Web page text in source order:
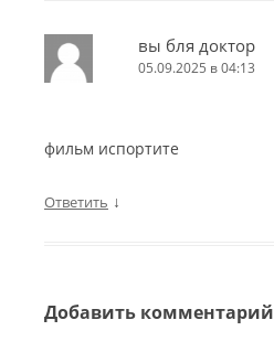
вы бля доктор
05.09.2025 в 04:13
фильм испортите
Ответить ↓
Добавить комментарий